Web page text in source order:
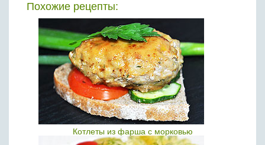
Похожие рецепты:
Котлеты из фарша с морковью